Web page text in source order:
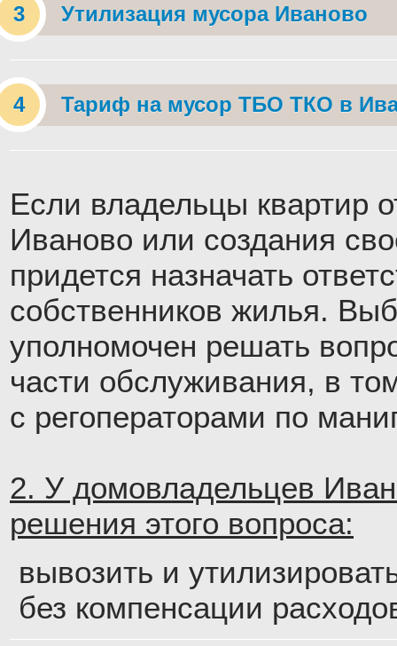
Утилизация мусора Иваново
Тариф на мусор ТБО ТКО в
Если владельцы квартир
Иваново или создания
придется назначать
собственников жилья.
уполномочен решать
части обслуживания, в
с регоператорами по
2. У домовладельцев
решения этого вопроса:
вывозить и
без компенсации